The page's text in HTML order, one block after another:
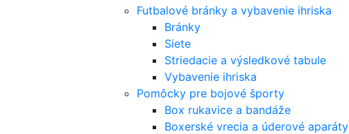
Futbalové bránky a vybavenie ihriska
Bránky
Siete
Striedacie a výsledkové tabule
Vybavenie ihriska
Pomôcky pre bojové športy
Box rukavice a bandáže
Boxerské vrecia a úderové aparáty